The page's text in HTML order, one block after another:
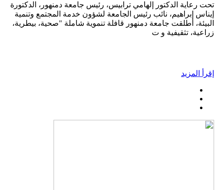
تحت رعاية الدكتور إلهامي ترابيس، رئيس جامعة دمنهور، الدكتورة
إيناس إبراهيم، نائب رئيس الجامعة لشؤون خدمة المجتمع وتنمية
البيئة، أطلقت جامعة دمنهور قافلة تنموية شاملة "صحية، بيطرية،
زراعية، تثقيفية و ت
إقرأ المزيد